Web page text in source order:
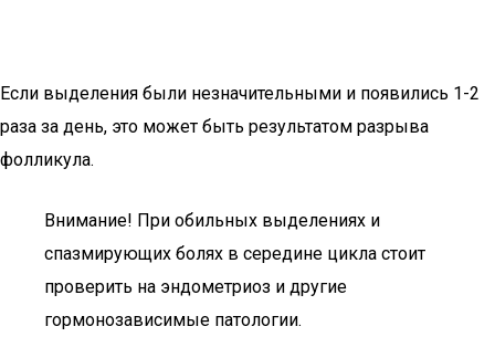
Если выделения были незначительными и появились 1-2
раза за день, это может быть результатом разрыва
фолликула.
Внимание! При обильных выделениях и
спазмирующих болях в середине цикла стоит
проверить на эндометриоз и другие
гормонозависимые патологии.